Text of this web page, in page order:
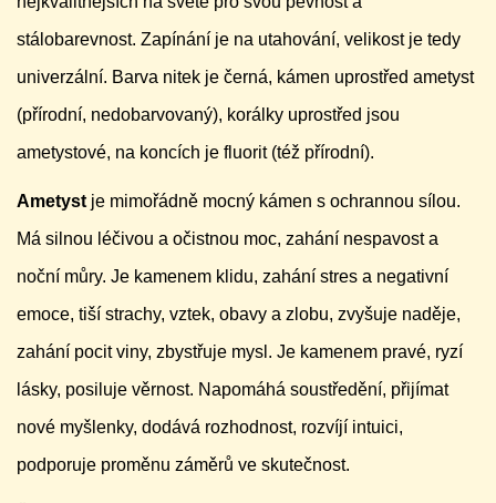
stálobarevnost. Zapínání je na utahování, velikost je tedy
univerzální. Barva nitek je černá, kámen uprostřed ametyst
(přírodní, nedobarvovaný), korálky uprostřed jsou
ametystové, na koncích je fluorit (též přírodní).
Ametyst je mimořádně mocný kámen s ochrannou sílou.
Má silnou léčivou a očistnou moc, zahání nespavost a
noční můry. Je kamenem klidu, zahání stres a negativní
emoce, tiší strachy, vztek, obavy a zlobu, zvyšuje naděje,
zahání pocit viny, zbystřuje mysl. Je kamenem pravé, ryzí
lásky, posiluje věrnost. Napomáhá soustředění, přijímat
nové myšlenky, dodává rozhodnost, rozvíjí intuici,
podporuje proměnu záměrů ve skutečnost.